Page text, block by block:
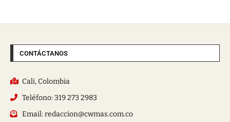
CONTÁCTANOS
Cali, Colombia
Teléfono: 319 273 2983
Email: redaccion@cwmas.com.co